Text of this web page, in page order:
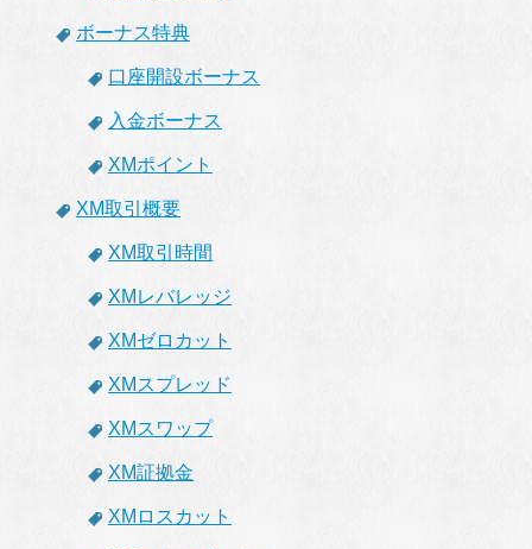
ボーナス特典
口座開設ボーナス
入金ボーナス
XMポイント
XM取引概要
XM取引時間
XMレバレッジ
XMゼロカット
XMスプレッド
XMスワップ
XM証拠金
XMロスカット